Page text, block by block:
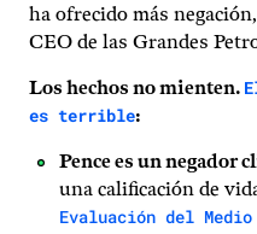
ha ofrecido más
CEO de las Grandes
Los hechos no mienten.
es terrible:
Pence es un negador
una calificación de
Evaluación del